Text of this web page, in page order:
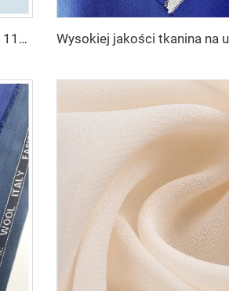
Nowość 80% poliestru 20% bawełny 45*45 110*76 Plain TC barwiony materiał poplinowy na wewnętrzne kieszenie i podszewkę